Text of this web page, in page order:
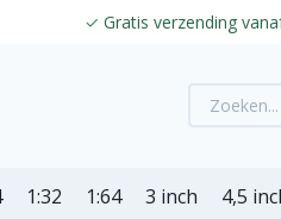
✓ Gratis verzending
1:32 1:64 3 inch 4,5